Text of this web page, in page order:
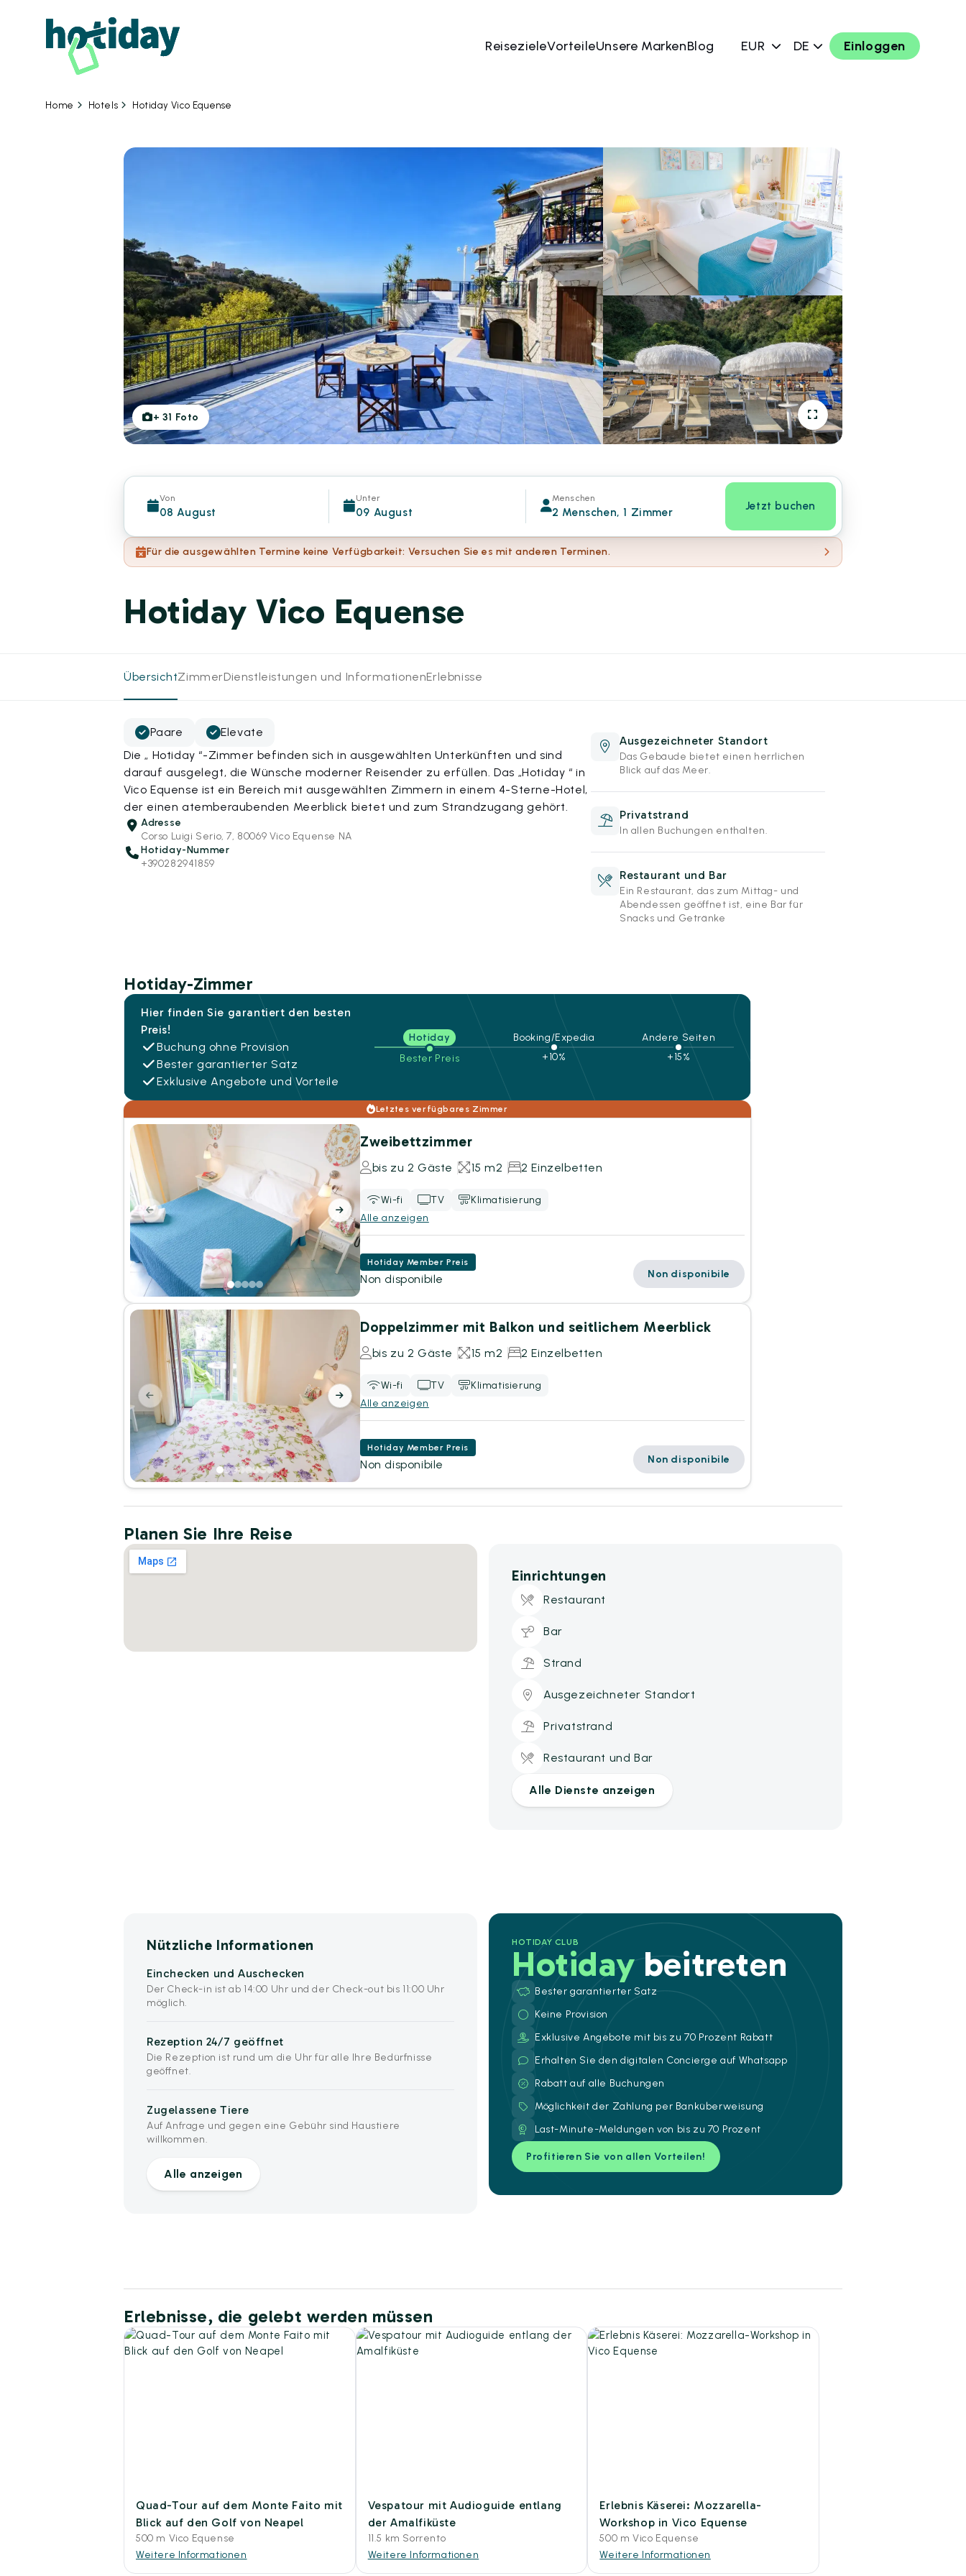
ReisezieleVorteileUnsere MarkenBlog EUR DE Einloggen
Home Hotels Hotiday Vico Equense
+ 31 Foto
Von
08 August
Unter
09 August
Menschen
2 Menschen, 1 Zimmer Jetzt buchen
Für die ausgewählten Termine keine Verfügbarkeit: Versuchen Sie es mit anderen Terminen.
Hotiday Vico Equense
ÜbersichtZimmerDienstleistungen und InformationenErlebnisse
Paare
Elevate
Die „ Hotiday “-Zimmer befinden sich in ausgewählten Unterkünften und sind
darauf ausgelegt, die Wünsche moderner Reisender zu erfüllen. Das „Hotiday “ in
Vico Equense ist ein Bereich mit ausgewählten Zimmern in einem 4-Sterne-Hotel,
der einen atemberaubenden Meerblick bietet und zum Strandzugang gehört.
Adresse
Corso Luigi Serio, 7, 80069 Vico Equense NA
Hotiday-Nummer
+390282941859
Ausgezeichneter Standort
Das Gebäude bietet einen herrlichen
Blick auf das Meer.
Privatstrand
In allen Buchungen enthalten.
Restaurant und Bar
Ein Restaurant, das zum Mittag- und
Abendessen geöffnet ist, eine Bar für
Snacks und Getränke
Hotiday-Zimmer
Hier finden Sie garantiert den besten
Preis!
Buchung ohne Provision
Bester garantierter Satz
Exklusive Angebote und Vorteile
Hotiday
Bester Preis
Booking/Expedia
+10%
Andere Seiten
+15%
Letztes verfügbares Zimmer
Zweibettzimmer
bis zu 2 Gäste 15 m2 2 Einzelbetten
Wi-fi TV
Klimatisierung
Alle anzeigen
Hotiday Member Preis
Non disponibile Non disponibile
Doppelzimmer mit Balkon und seitlichem Meerblick
bis zu 2 Gäste 15 m2 2 Einzelbetten
Wi-fi TV
Klimatisierung
Alle anzeigen
Hotiday Member Preis
Non disponibile Non disponibile
Planen Sie Ihre Reise
Einrichtungen
Restaurant
Bar
Strand
Ausgezeichneter Standort
Privatstrand
Restaurant und Bar
Alle Dienste anzeigen
Nützliche Informationen
Einchecken und Auschecken
Der Check-in ist ab 14:00 Uhr und der Check-out bis 11:00 Uhr
möglich.
Rezeption 24/7 geöffnet
Die Rezeption ist rund um die Uhr für alle Ihre Bedürfnisse
geöffnet.
Zugelassene Tiere
Auf Anfrage und gegen eine Gebühr sind Haustiere
willkommen.
Alle anzeigen
HOTIDAY CLUB
Hotidaybeitreten
Bester garantierter Satz
Keine Provision
Exklusive Angebote mit bis zu 70 Prozent Rabatt
Erhalten Sie den digitalen Concierge auf Whatsapp
Rabatt auf alle Buchungen
Möglichkeit der Zahlung per Banküberweisung
Last-Minute-Meldungen von bis zu 70 Prozent
Profitieren Sie von allen Vorteilen!
Erlebnisse, die gelebt werden müssen
Quad-Tour auf dem Monte Faito mit
Blick auf den Golf von Neapel
500 m Vico Equense
Weitere Informationen
Vespatour mit Audioguide entlang
der Amalfiküste
11.5 km Sorrento
Weitere Informationen
Erlebnis Käserei: Mozzarella-
Workshop in Vico Equense
500 m Vico Equense
Weitere Informationen